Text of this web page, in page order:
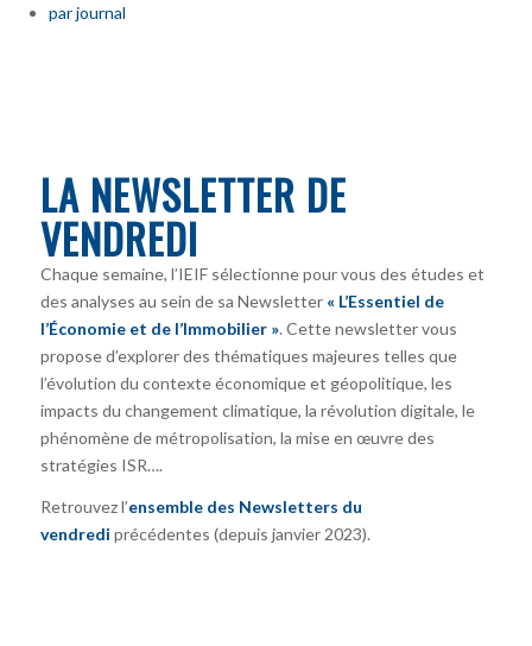
par journal
LA NEWSLETTER DE
VENDREDI
Chaque semaine, l’IEIF sélectionne pour vous des études et
des analyses au sein de sa Newsletter « L’Essentiel de
l’Économie et de l’Immobilier ». Cette newsletter vous
propose d’explorer des thématiques majeures telles que
l’évolution du contexte économique et géopolitique, les
impacts du changement climatique, la révolution digitale, le
phénomène de métropolisation, la mise en œuvre des
stratégies ISR….
Retrouvez l’ensemble des Newsletters du
vendredi précédentes (depuis janvier 2023).